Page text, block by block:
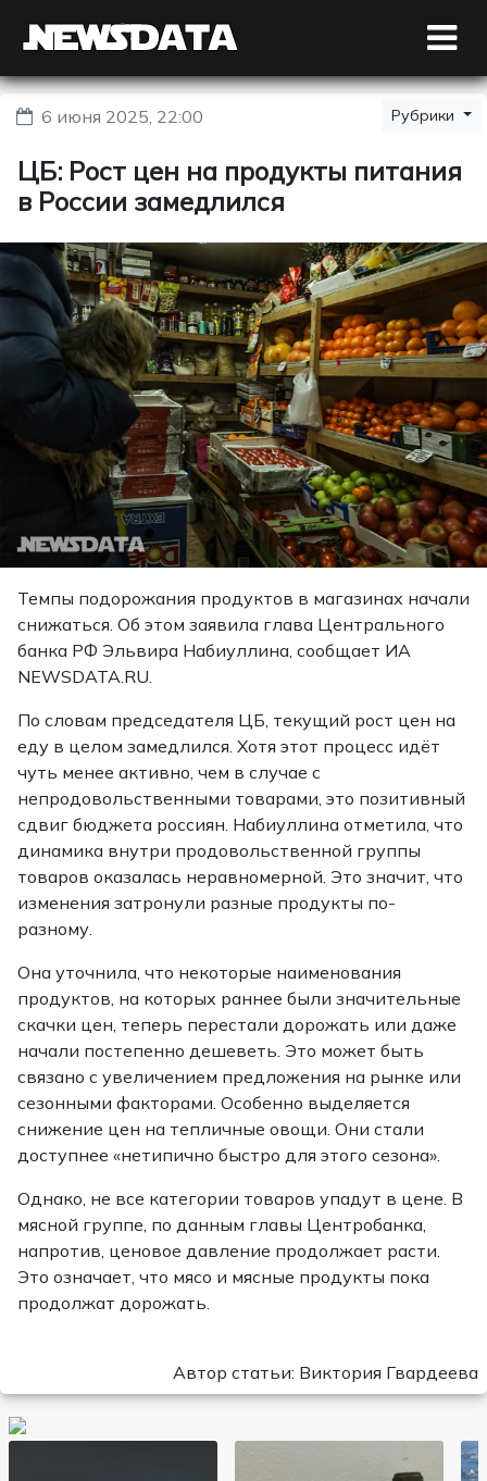
6 июня 2025, 22:00 Рубрики
ЦБ: Рост цен на продукты питания
в России замедлился
Темпы подорожания продуктов в магазинах начали
снижаться. Об этом заявила глава Центрального
банка РФ Эльвира Набиуллина, сообщает ИА
NEWSDATA.RU.
По словам председателя ЦБ, текущий рост цен на
еду в целом замедлился. Хотя этот процесс идёт
чуть менее активно, чем в случае с
непродовольственными товарами, это позитивный
сдвиг бюджета россиян. Набиуллина отметила, что
динамика внутри продовольственной группы
товаров оказалась неравномерной. Это значит, что
изменения затронули разные продукты по-
разному.
Она уточнила, что некоторые наименования
продуктов, на которых раннее были значительные
скачки цен, теперь перестали дорожать или даже
начали постепенно дешеветь. Это может быть
связано с увеличением предложения на рынке или
сезонными факторами. Особенно выделяется
снижение цен на тепличные овощи. Они стали
доступнее «нетипично быстро для этого сезона».
Однако, не все категории товаров упадут в цене. В
мясной группе, по данным главы Центробанка,
напротив, ценовое давление продолжает расти.
Это означает, что мясо и мясные продукты пока
продолжат дорожать.
Автор статьи: Виктория Гвардеева